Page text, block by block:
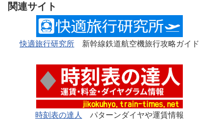
関連サイト
快適旅行研究所 新幹線鉄道航空機旅行攻略ガイド
時刻表の達人 パターンダイヤや運賃情報